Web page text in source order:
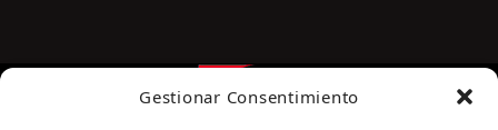
Gestionar Consentimiento